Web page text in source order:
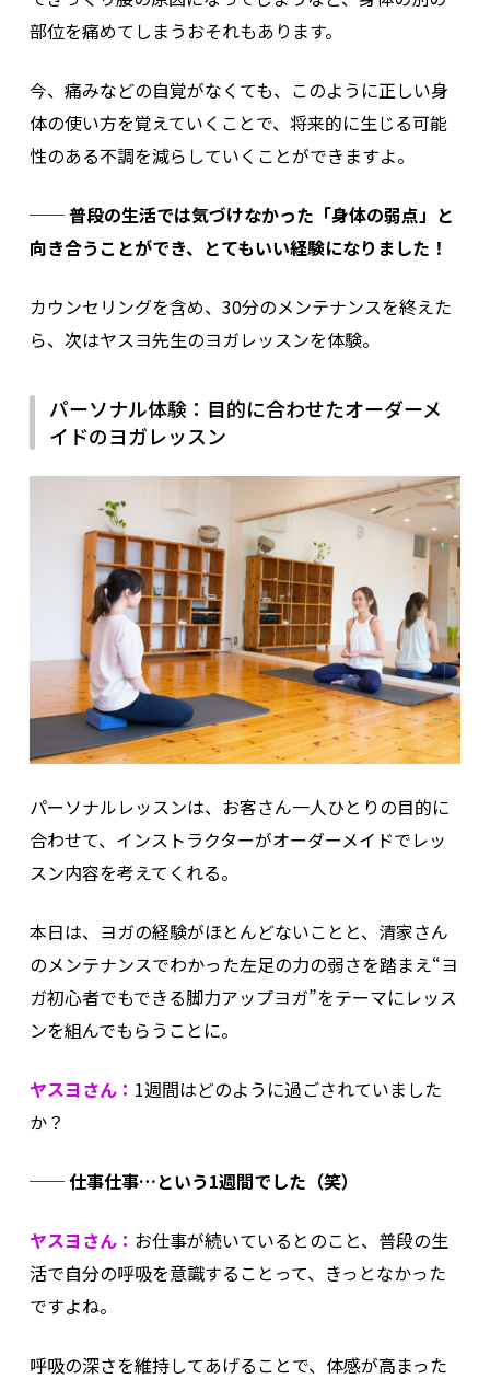
部位を痛めてしまうおそれもあります。
今、痛みなどの自覚がなくても、このように正しい身
体の使い方を覚えていくことで、将来的に生じる可能
性のある不調を減らしていくことができますよ。
── 普段の生活では気づけなかった「身体の弱点」と
向き合うことができ、とてもいい経験になりました！
カウンセリングを含め、30分のメンテナンスを終えた
ら、次はヤスヨ先生のヨガレッスンを体験。
パーソナル体験：目的に合わせたオーダーメ
イドのヨガレッスン
パーソナルレッスンは、お客さん一人ひとりの目的に
合わせて、インストラクターがオーダーメイドでレッ
スン内容を考えてくれる。
本日は、ヨガの経験がほとんどないことと、清家さん
のメンテナンスでわかった左足の力の弱さを踏まえ“ヨ
ガ初心者でもできる脚力アップヨガ”をテーマにレッス
ンを組んでもらうことに。
ヤスヨさん： 1週間はどのように過ごされていました
か？
── 仕事仕事…という1週間でした（笑）
ヤスヨさん： お仕事が続いているとのこと、普段の生
活で自分の呼吸を意識することって、きっとなかった
ですよね。
呼吸の深さを維持してあげることで、体感が高まった